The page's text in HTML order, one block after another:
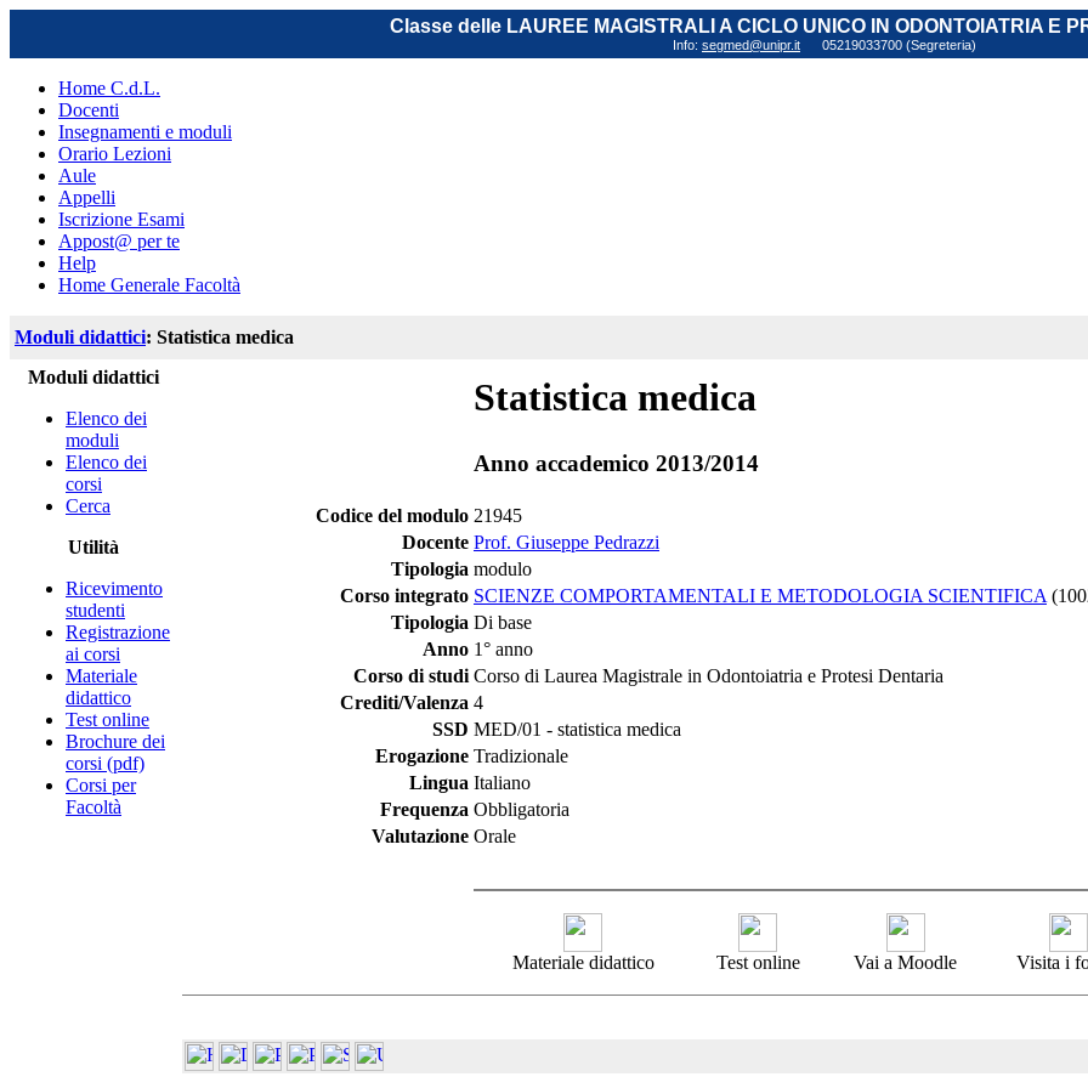
Classe delle LAUREE MAGISTRALI A CICLO UNICO IN ODONTOIATRIA E
Info: segmed@unipr.it 05219033700 (Segreteria)
Home C.d.L.
Docenti
Insegnamenti e moduli
Orario Lezioni
Aule
Appelli
Iscrizione Esami
Appost@ per te
Help
Home Generale Facoltà
Moduli didattici: Statistica medica
Moduli didattici
Elenco dei
moduli
Elenco dei
corsi
Cerca
Utilità
Ricevimento
studenti
Registrazione
ai corsi
Materiale
didattico
Test online
Brochure dei
corsi (pdf)
Corsi per
Facoltà
Statistica medica
Anno accademico 2013/2014
Codice del modulo 21945
Docente Prof. Giuseppe Pedrazzi
Tipologia modulo
Corso integrato SCIENZE COMPORTAMENTALI E METODOLOGIA SCIENTIFICA
Tipologia Di base
Anno 1° anno
Corso di studi Corso di Laurea Magistrale in Odontoiatria e Protesi Dentaria
Crediti/Valenza 4
SSD MED/01 - statistica medica
Erogazione Tradizionale
Lingua Italiano
Frequenza Obbligatoria
Valutazione Orale
Materiale didattico Test online Vai a Moodle Visita i